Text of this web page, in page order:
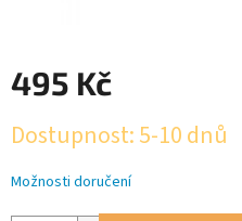
495 Kč
cena:
Dostupnost: 5-10 dnů
Možnosti doručení